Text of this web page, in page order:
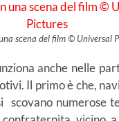
scena del film © Universal
anche nelle
Il primo è che,
scovano numerose